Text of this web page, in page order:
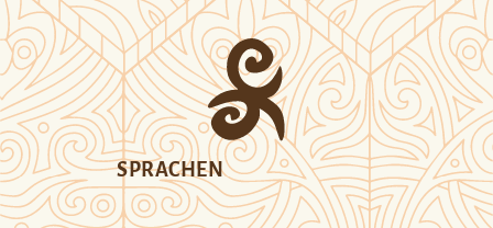
SPRACHEN